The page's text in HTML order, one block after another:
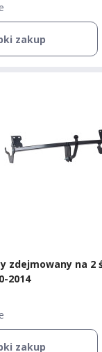
zakup
zdejmowany na 2
2014
zakup